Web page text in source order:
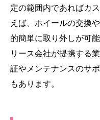
定の範囲内であればカ
えば、ホイールの交換
的簡単に取り外しが可
リース会社が提携する
証やメンテナンスのサ
もあります。